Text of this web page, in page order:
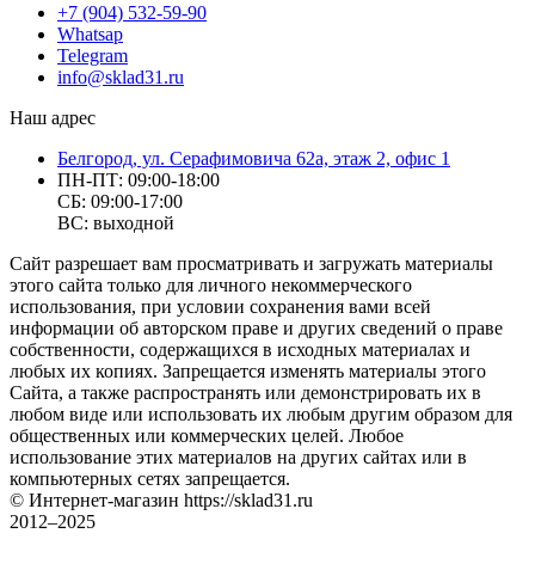
+7 (904) 532-59-90
Whatsap
Telegram
info@sklad31.ru
Наш адрес
Белгород, ул. Серафимовича 62а, этаж 2, офис 1
ПН-ПТ: 09:00-18:00
СБ: 09:00-17:00
ВС: выходной
Сайт разрешает вам просматривать и загружать материалы
этого сайта только для личного некоммерческого
использования, при условии сохранения вами всей
информации об авторском праве и других сведений о праве
собственности, содержащихся в исходных материалах и
любых их копиях. Запрещается изменять материалы этого
Сайта, а также распространять или демонстрировать их в
любом виде или использовать их любым другим образом для
общественных или коммерческих целей. Любое
использование этих материалов на других сайтах или в
компьютерных сетях запрещается.
© Интернет-магазин https://sklad31.ru
2012–2025